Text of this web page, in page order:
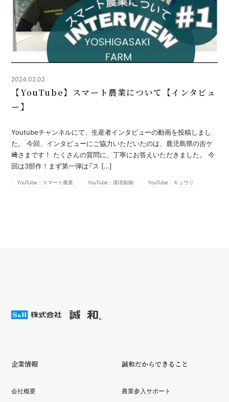
2024.02.02
【YouTube】スマート農業について【インタビュ
ー】
Youtubeチャンネルにて、生産者インタビューの動画を投稿しまし
た。 今回、インタビューにご協力いただいたのは、鹿児島県の吉ケ
﨑さまです！ たくさんの質問に、丁寧にお答えいただきました。 今
回は3部作！まず第一弾は『ス […]
YouTube：スマート農業 YouTube：環境制御 YouTube：キュウリ
企業情報
会社概要
誠和だからできること
農業参入サポート